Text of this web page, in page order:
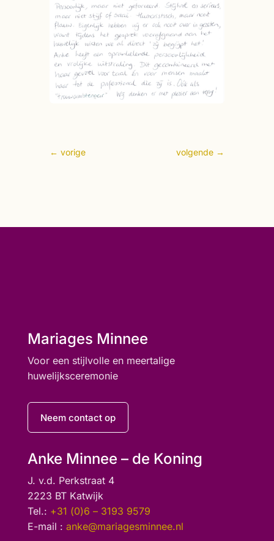
← vorige volgende →
Mariages Minnee
Voor een stijlvolle en meertalige
huwelijksceremonie
Neem contact op
Anke Minnee – de Koning
J. v.d. Perkstraat 4
2223 BT Katwijk
Tel.: +31 (0)6 – 3193 9579
E-mail : anke@mariagesminnee.nl